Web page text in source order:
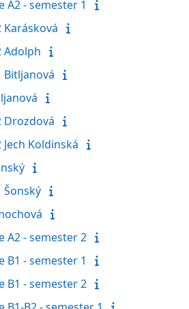
A2 - semester 1
Karásková
Adolph
Bitljanová
Drozdová
Koldinská
Šonský
A2 - semester 2
B1 - semester 1
B1 - semester 2